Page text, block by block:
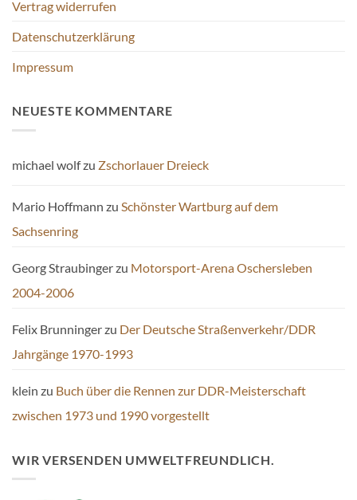
Vertrag widerrufen
Datenschutzerklärung
Impressum
NEUESTE KOMMENTARE
michael wolfzu Zschorlauer Dreieck
Mario Hoffmann zu Schönster Wartburg auf dem
Sachsenring
Georg Straubingerzu Motorsport-Arena Oschersleben
2004-2006
Felix Brunningerzu Der Deutsche Straßenverkehr/DDR
Jahrgänge 1970-1993
klein zu Buch über die Rennen zur DDR-Meisterschaft
zwischen 1973 und 1990 vorgestellt
WIR VERSENDEN UMWELTFREUNDLICH.